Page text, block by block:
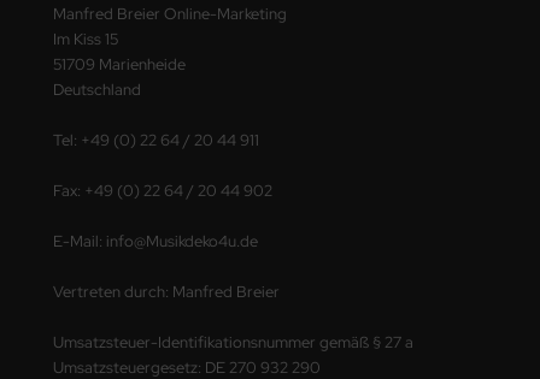
Manfred Breier Online-Marketing
Im Kiss 15
51709 Marienheide
Deutschland
Tel: +49 (0) 22 64 / 20 44 911
Fax: +49 (0) 22 64 / 20 44 902
E-Mail: info@Musikdeko4u.de
Vertreten durch: Manfred Breier
Umsatzsteuer-Identifikationsnummer gemäß § 27 a
Umsatzsteuergesetz: DE 270 932 290